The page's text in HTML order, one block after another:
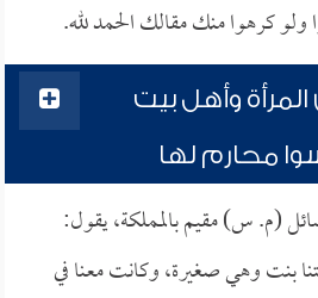
ولو كرهوا منك مقالك الحمد لله.
وأهل بيت
محارم لها
(م. س) مقيم بالمملكة، يقول:
بنت وهي صغيرة، وكانت معنا في